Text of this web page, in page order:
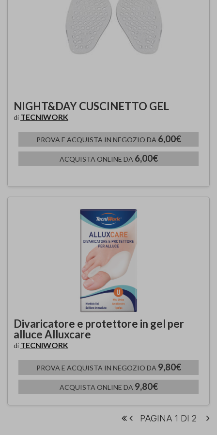
NIGHT&DAY CUSCINETTO GEL
di TECNIWORK
PROVA E ACQUISTA IN NEGOZIO DA 6,00€
ACQUISTA ONLINE DA 6,00€
Divaricatore e protettore in gel per
alluce Alluxcare
di TECNIWORK
PROVA E ACQUISTA IN NEGOZIO DA 9,80€
ACQUISTA ONLINE DA 9,80€
PAGINA 1 DI 2